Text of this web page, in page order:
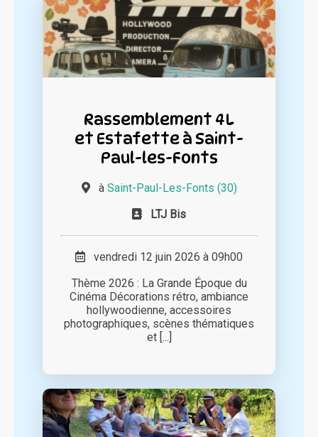
Rassemblement 4L
et Estafette à Saint-
Paul-les-Fonts
à Saint-Paul-Les-Fonts (30)
LTJ Bis
vendredi 12 juin 2026 à 09h00
Thème 2026 : La Grande Époque du
Cinéma Décorations rétro, ambiance
hollywoodienne, accessoires
photographiques, scènes thématiques
et [...]